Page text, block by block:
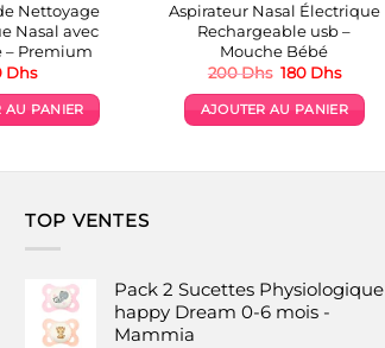
Nettoyage
Nasal avec
– Premium
Dhs
AU PANIER
Aspirateur Nasal Électrique
Rechargeable usb –
Mouche Bébé
200Dhs Le
initial
était :
180 DhsLe
actuel
est :
AJOUTER AU PANIER
TOP VENTES
Pack 2 Sucettes Physiologique
happy Dream 0-6 mois -
Mammia